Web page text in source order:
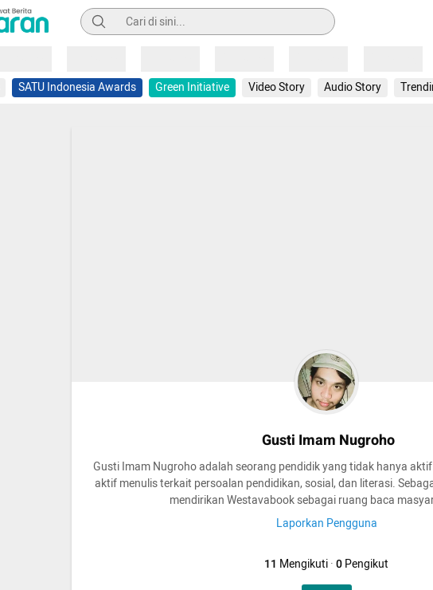
Pencarian
SATU Indonesia Awards Green Initiative Video Story Audio Story
Gusti Imam Nugroho
Gusti Imam Nugroho adalah seorang pendidik yang tidak hanya
aktif menulis terkait persoalan pendidikan, sosial, dan literasi.
mendirikan Westavabook sebagai ruang baca
Laporkan Pengguna
11 Mengikuti·0Pengikut